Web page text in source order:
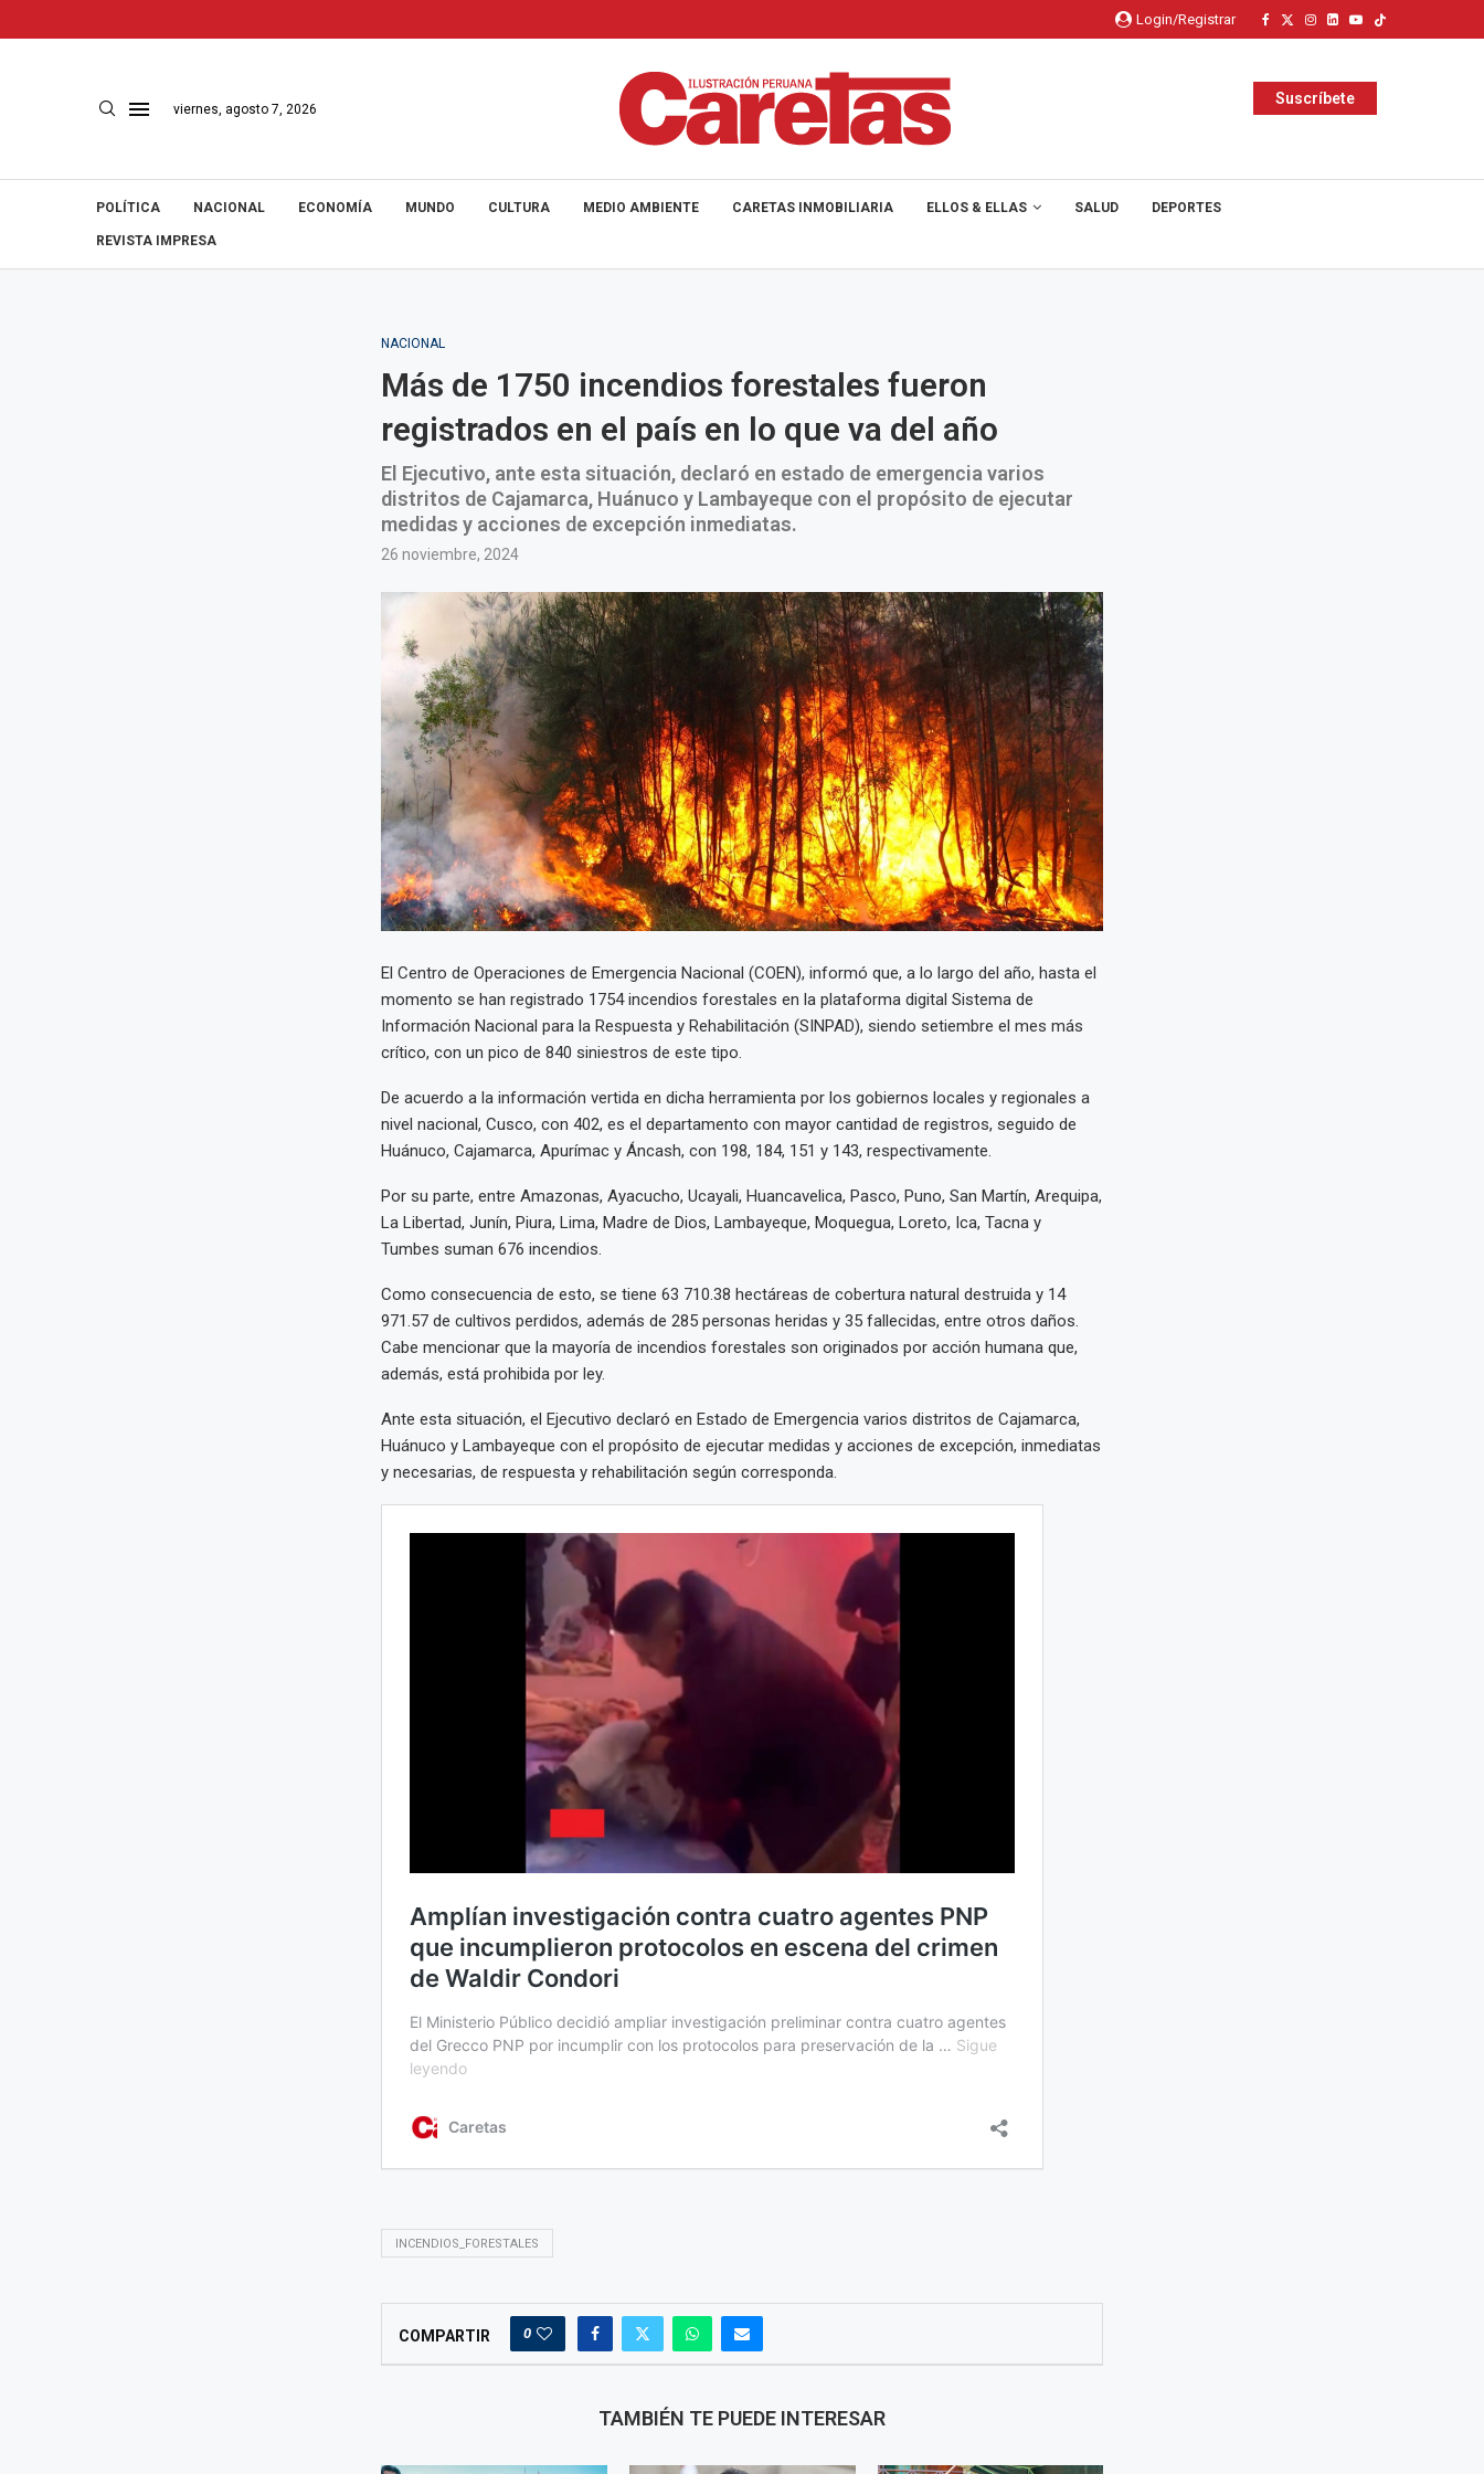
Login/Registrar
viernes, agosto 7, 2026
Suscríbete
POLÍTICA NACIONAL ECONOMÍA MUNDO CULTURA MEDIO AMBIENTE CARETAS INMOBILIARIA ELLOS & ELLAS SALUD DEPORTES
REVISTA IMPRESA
NACIONAL
Más de 1750 incendios forestales fueron
registrados en el país en lo que va del año
El Ejecutivo, ante esta situación, declaró en estado de emergencia varios
distritos de Cajamarca, Huánuco y Lambayeque con el propósito de ejecutar
medidas y acciones de excepción inmediatas.
26 noviembre, 2024
El Centro de Operaciones de Emergencia Nacional (COEN), informó que, a lo largo del año, hasta el
momento se han registrado 1754 incendios forestales en la plataforma digital Sistema de
Información Nacional para la Respuesta y Rehabilitación (SINPAD), siendo setiembre el mes más
crítico, con un pico de 840 siniestros de este tipo.
De acuerdo a la información vertida en dicha herramienta por los gobiernos locales y regionales a
nivel nacional, Cusco, con 402, es el departamento con mayor cantidad de registros, seguido de
Huánuco, Cajamarca, Apurímac y Áncash, con 198, 184, 151 y 143, respectivamente.
Por su parte, entre Amazonas, Ayacucho, Ucayali, Huancavelica, Pasco, Puno, San Martín, Arequipa,
La Libertad, Junín, Piura, Lima, Madre de Dios, Lambayeque, Moquegua, Loreto, Ica, Tacna y
Tumbes suman 676 incendios.
Como consecuencia de esto, se tiene 63 710.38 hectáreas de cobertura natural destruida y 14
971.57 de cultivos perdidos, además de 285 personas heridas y 35 fallecidas, entre otros daños.
Cabe mencionar que la mayoría de incendios forestales son originados por acción humana que,
además, está prohibida por ley.
Ante esta situación, el Ejecutivo declaró en Estado de Emergencia varios distritos de Cajamarca,
Huánuco y Lambayeque con el propósito de ejecutar medidas y acciones de excepción, inmediatas
y necesarias, de respuesta y rehabilitación según corresponda.
INCENDIOS_FORESTALES
COMPARTIR 0
TAMBIÉN TE PUEDE INTERESAR